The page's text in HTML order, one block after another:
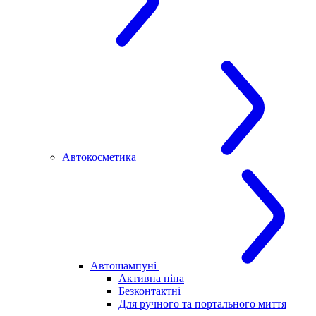
Автокосметика
Автошампуні
Активна піна
Безконтактні
Для ручного та портального миття